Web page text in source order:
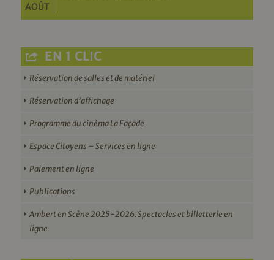
AOÛT
EN 1 CLIC
Réservation de salles et de matériel
Réservation d’affichage
Programme du cinéma La Façade
Espace Citoyens – Services en ligne
Paiement en ligne
Publications
Ambert en Scène 2025-2026. Spectacles et billetterie en
ligne